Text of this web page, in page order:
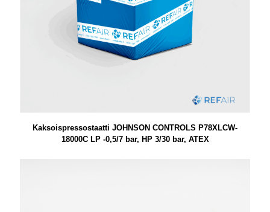
Kaksoispressostaatti JOHNSON CONTROLS P78XLCW-
18000C LP -0,5/7 bar, HP 3/30 bar, ATEX